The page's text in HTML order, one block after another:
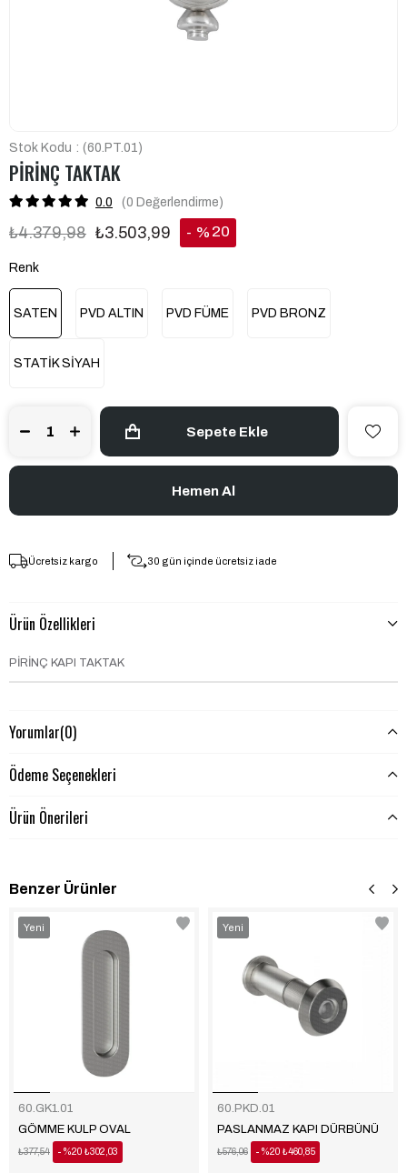
Stok Kodu (60.PT.01)
PİRİNÇ TAKTAK
0.0 (0 Değerlendirme)
₺4.379,98 ₺3.503,99 % 20
Renk
SATEN PVD ALTIN PVD FÜME PVD BRONZ
STATİK SİYAH
Ücretsiz kargo 30 gün içinde ücretsiz iade
Ürün Özellikleri
PİRİNÇ KAPI TAKTAK
Yorumlar(0)
Ödeme Seçenekleri
Ürün Önerileri
Benzer Ürünler
60.GK1.01
GÖMME KULP OVAL
%20 ₺302,03
₺377,54
Yeni
60.PKD.01
PASLANMAZ KAPI DÜRBÜNÜ
%20 ₺460,85
₺576,06
Yeni